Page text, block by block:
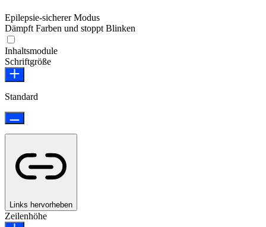
Epilepsie-sicherer Modus
Dämpft Farben und stoppt Blinken
Inhaltsmodule
Schriftgröße
Standard
Links hervorheben
Zeilenhöhe